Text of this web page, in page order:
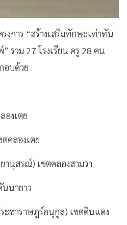
รงการ “สร้างเสริมทักษะเท่าทัน
รวม 27 โรงเรียน ครู 28 คน
อบด้วย
องเตย
ตคลองเตย
านุสรณ์) เขตคลองสามวา
นนายาว
ะชาราษฎร์อนุกูล) เขตดินแดง